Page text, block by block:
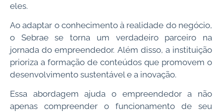
eles.
Ao adaptar o conhecimento à realidade do negócio,
o Sebrae se torna um verdadeiro parceiro na
jornada do empreendedor. Além disso, a instituição
prioriza a formação de conteúdos que promovem o
desenvolvimento sustentável e a inovação.
Essa abordagem ajuda o empreendedor a não
apenas compreender o funcionamento de seu